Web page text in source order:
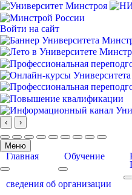
Войти на сайт
‹ ›
Меню
Главная
More about: Главная
Обучение
More about:
сведения об организации